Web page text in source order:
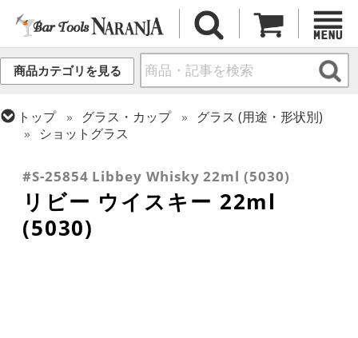
商品カテゴリを見る
トップ グラス・カップ
グラス (用途・形状別)
ショットグラス
リビー
#S-25854 Libbey Whisky 22ml (5030)
リビー ウイスキー 22ml
(5030)